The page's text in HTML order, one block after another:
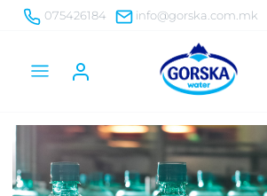
075426184 info@gorska.com.mk